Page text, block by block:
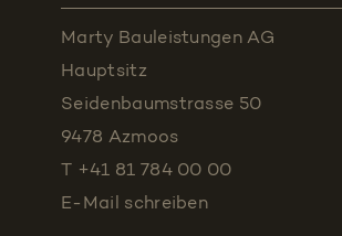
Marty Bauleistungen AG
Hauptsitz
Seidenbaumstrasse 50
9478 Azmoos
T +41 81 784 00 00
E-Mail schreiben